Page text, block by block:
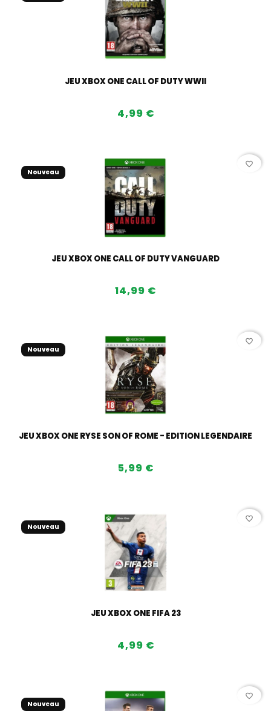
JEU XBOX ONE CALL OF DUTY WWII
4,99 €
Nouveau
JEU XBOX ONE CALL OF DUTY VANGUARD
14,99 €
favorite_border
Nouveau
JEU XBOX ONE RYSE SON OF ROME - EDITION LEGENDAIRE
5,99 €
favorite_border
Nouveau
JEU XBOX ONE FIFA 23
4,99 €
favorite_border
Nouveau
favorite_border